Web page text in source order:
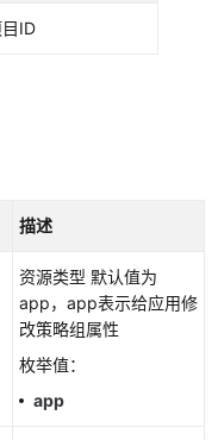
ID
描述
资源类型 默认值为
app，app表示给应用修
改策略组属性
枚举值：
app